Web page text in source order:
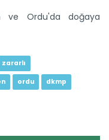
ve Ordu'da doğaya
zararlı
ordu dkmp
Ordu’da hasat